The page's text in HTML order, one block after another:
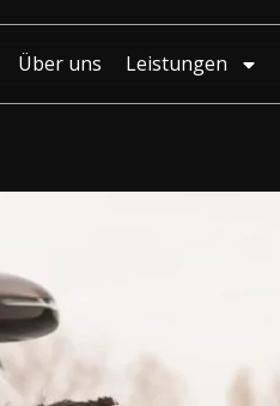
Über uns Leistungen